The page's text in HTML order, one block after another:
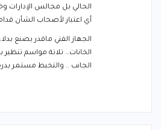
الحالي بل مجالس الإدارات
أي اعتبار لأصحاب الشأن
الجهاز الفني ماقدر يصنع
الخانات… تلاتة مواسم تنظير
الجانب .. والتخبط مستمر